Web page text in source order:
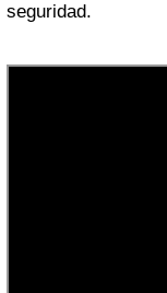
seguridad.